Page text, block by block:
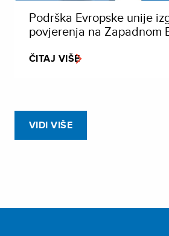
Podrška Evropske unije
povjerenja na Zapadnom
ČITAJ VIŠE
VIDI VIŠE